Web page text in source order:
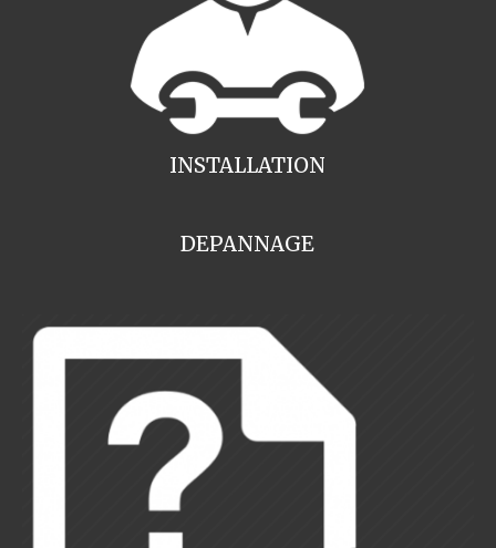
INSTALLATION
DEPANNAGE